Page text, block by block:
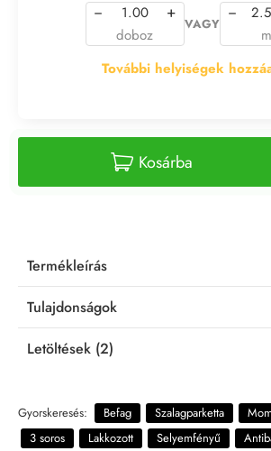
További helyiségek
− +
doboz
VAGY
−
m
Kosárba
Termékleírás
Tulajdonságok
Letöltések (2)
Gyorskeresés: Befag Szalagparketta
3 soros
Lakkozott Selyemfényű